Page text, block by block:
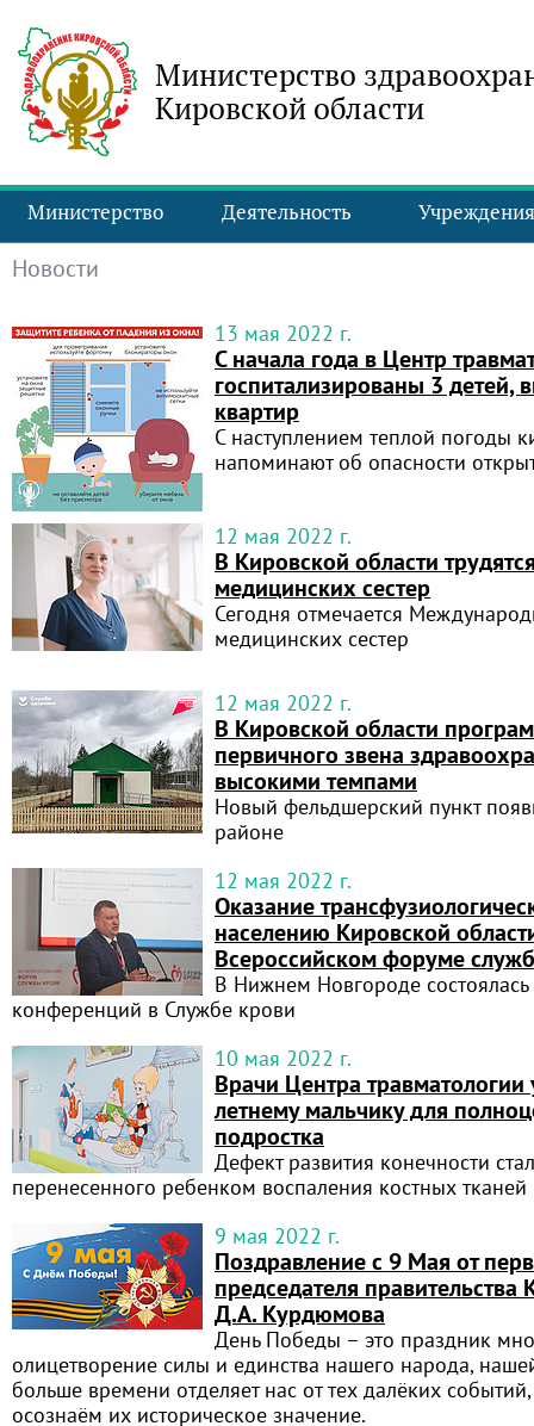
Министерство
Кировской области
Министерство Деятельность Учреждения
Новости
13 мая 2022 г.
С начала года в Центр
госпитализированы 3 детей,
квартир
С наступлением теплой погоды
напоминают об опасности
12 мая 2022 г.
В Кировской области
медицинских сестер
Сегодня отмечается
медицинских сестер
12 мая 2022 г.
В Кировской области
первичного звена
высокими темпами
Новый фельдшерский пункт
районе
12 мая 2022 г.
Оказание
населению Кировской
Всероссийском форуме
В Нижнем Новгороде
конференций в Службе крови
10 мая 2022 г.
Врачи Центра
летнему мальчику для
подростка
Дефект развития конечности
перенесенного ребенком воспаления костных тканей
9 мая 2022 г.
Поздравление с 9 Мая от
председателя правительства
Д.А. Курдюмова
День Победы – это праздник
олицетворение силы и единства нашего народа,
больше времени отделяет нас от тех далёких
осознаём их историческое значение.